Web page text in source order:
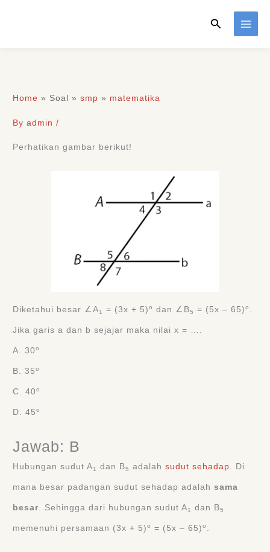
Search
Home » Soal »smp » matematika
Byadmin/
Perhatikan gambar berikut!
Diketahui besar ∠A1 = (3x + 5)o dan ∠B5 = (5x – 65)o .
Jika garis a dan b sejajar maka nilai x = ….
A. 30o
B. 35o
C. 40o
D. 45o
Jawab: B
Hubungan sudut A1 dan B5 adalahsudut sehadap. Di
mana besar padangan sudut sehadap adalahsama
besar. Sehingga dari hubungan sudut A1 dan B5
memenuhi persamaan (3x + 5)o = (5x – 65)o .